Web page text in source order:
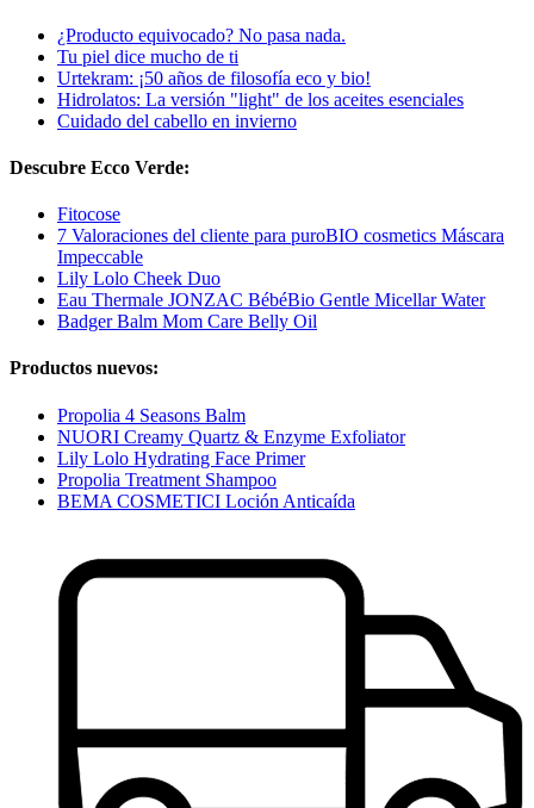
¿Producto equivocado? No pasa nada.
Tu piel dice mucho de ti
Urtekram: ¡50 años de filosofía eco y bio!
Hidrolatos: La versión "light" de los aceites esenciales
Cuidado del cabello en invierno
Descubre Ecco Verde:
Fitocose
7 Valoraciones del cliente para puroBIO cosmetics Máscara
Impeccable
Lily Lolo Cheek Duo
Eau Thermale JONZAC BébéBio Gentle Micellar Water
Badger Balm Mom Care Belly Oil
Productos nuevos:
Propolia 4 Seasons Balm
NUORI Creamy Quartz & Enzyme Exfoliator
Lily Lolo Hydrating Face Primer
Propolia Treatment Shampoo
BEMA COSMETICI Loción Anticaída